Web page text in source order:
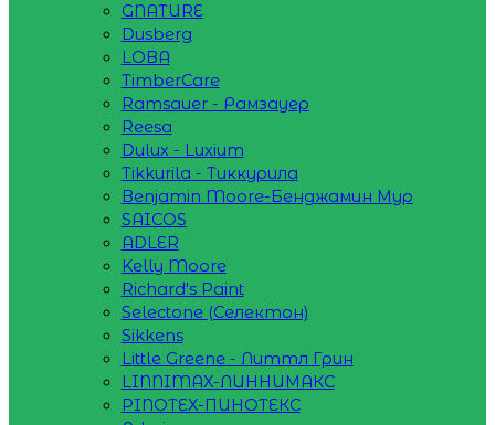
GNATURE
Dusberg
LOBA
TimberCare
Ramsauer - Рамзауер
Reesa
Dulux - Luxium
Tikkurila - Тиккурила
Benjamin Moore-Бенджамин Мур
SAICOS
ADLER
Kelly Moore
Richard's Paint
Selectone (Селектон)
Sikkens
Little Greene - Литтл Грин
LINNIMAX-ЛИННИМАКС
PINOTEX-ПИНОТЕКС